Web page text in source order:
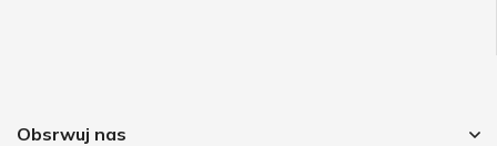
Obsrwuj nas